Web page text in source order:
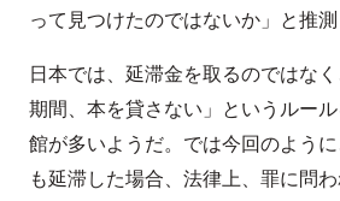
って見つけたのではないか」と推測
日本では、延滞金を取るのではな
期間、本を貸さない」というルー
館が多いようだ。では今回のよう
も延滞した場合、法律上、罪に問